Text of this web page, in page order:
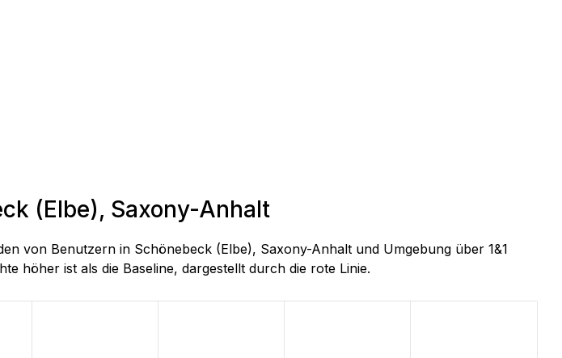
(Elbe), Saxony-Anhalt
von Benutzern in Schönebeck (Elbe), Saxony-Anhalt und Umgebung über 1&1
höher ist als die Baseline, dargestellt durch die rote Linie.